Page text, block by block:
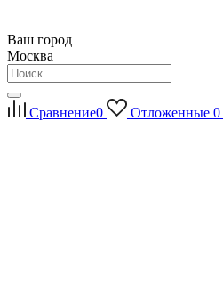
Ваш город
Москва
Сравнение0 Отложенные 0